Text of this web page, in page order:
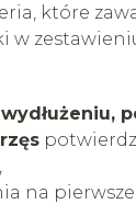
które
w
wydłużeniu,
na